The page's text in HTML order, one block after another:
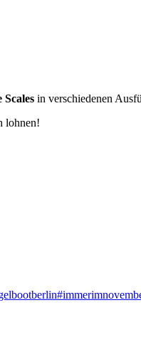
Scales in verschiedenen
lohnen!
#